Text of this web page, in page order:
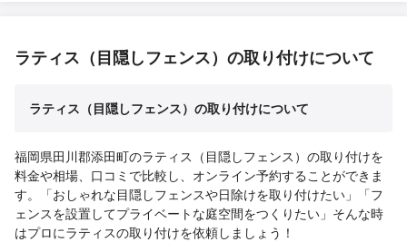
ラティス（目隠しフェンス）の取り付けについて
ラティス（目隠しフェンス）の取り付けについて
福岡県田川郡添田町のラティス（目隠しフェンス）の取り付けを
料金や相場、口コミで比較し、オンライン予約することができま
す。「おしゃれな目隠しフェンスや日除けを取り付けたい」「フ
ェンスを設置してプライベートな庭空間をつくりたい」そんな時
はプロにラティスの取り付けを依頼しましょう！